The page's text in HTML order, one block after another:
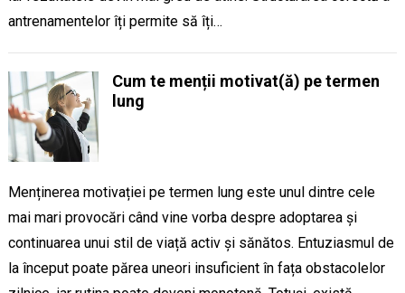
antrenamentelor îți permite să îți…
Cum te menții motivat(ă) pe termen
lung
Menținerea motivației pe termen lung este unul dintre cele
mai mari provocări când vine vorba despre adoptarea și
continuarea unui stil de viață activ și sănătos. Entuziasmul de
la început poate părea uneori insuficient în fața obstacolelor